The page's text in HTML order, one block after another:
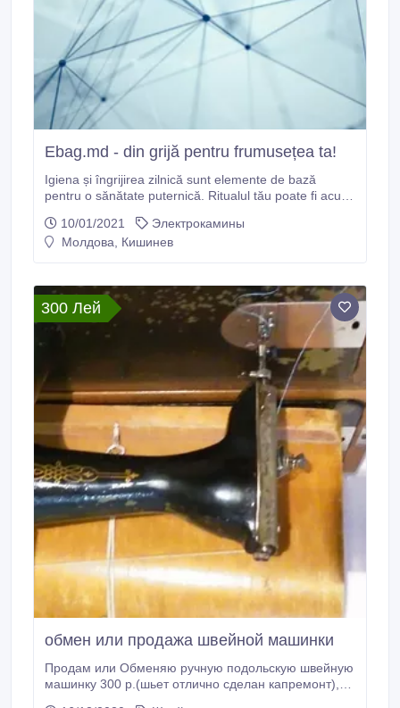
Ebag.md - din grijă pentru frumusețea ta!
Igiena și îngrijirea zilnică sunt elemente de bază
pentru o sănătate puternică. Ritualul tău poate fi acum
gadgeturi. Fie că este vorba despre o perie de corp
pentru masaj intens, fie că este o periuță de dinți
10/01/2021
Электрокамины
Молдова, Кишинев
300 Лей
обмен или продажа швейной машинки
Продам или Обменяю ручную подольскую швейную
машинку 300 р.(шьет отлично сделан капремонт),